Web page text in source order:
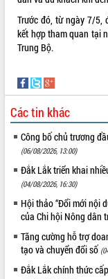
thi Sáng tạo Kỹ thuật 2024
Đắk Lắk rà soát, điều
về phát triển nuôi trồng thủy
Trương Công Thái kiểm tra
Dự án cao tốc Khánh Hòa -
Thuột
Định vị cà phê Việt Nam
sản sống” trong dòng
Xây dựng nông thôn mới:
sống người dân từ những
thực
Quyết liệt tháo gỡ vướng
nhanh tiến độ các dự án
trong Khu kinh tế Nam Phú
Hòn Yến phát triển du lịch
tồn biển
Trước đó, từ ngày 7/5,
kết hợp tham quan tại
Trung Bộ.
Các tin khác
Công bố chủ trương
(06/08/2026, 13:00)
Đắk Lắk triển khai
(04/08/2026, 16:30)
Hội thảo “Đổi mới nội
của Chi hội Nông dân
Tăng cường hỗ trợ
tạo và chuyển đổi số
Đắk Lắk chính thức